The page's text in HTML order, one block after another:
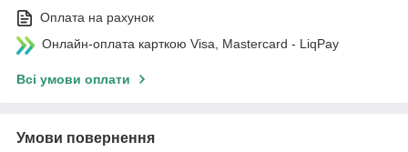
Оплата на рахунок
Онлайн-оплата карткою Visa, Mastercard - LiqPay
Всі умови оплати
Умови повернення